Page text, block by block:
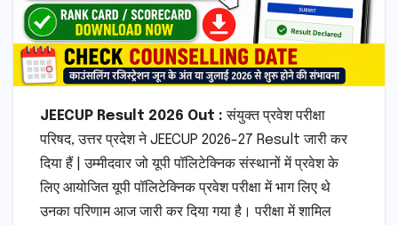
JEECUP Result 2026 Out :संयुक्त प्रवेश परीक्षा
परिषद, उत्तर प्रदेश ने JEECUP 2026-27 Result जारी कर
दिया हैं | उम्मीदवार जो यूपी पॉलिटेक्निक संस्थानों में प्रवेश के
लिए आयोजित यूपी पॉलिटेक्निक प्रवेश परीक्षा में भाग लिए थे
उनका परिणाम आज जारी कर दिया गया है। परीक्षा में शामिल